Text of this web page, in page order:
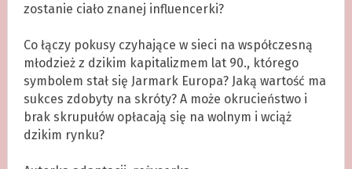
zostanie ciało znanej influencerki?
Co łączy pokusy czyhające w sieci na współczesną
młodzież z dzikim kapitalizmem lat 90., którego
symbolem stał się Jarmark Europa? Jaką wartość ma
sukces zdobyty na skróty? A może okrucieństwo i
brak skrupułów opłacają się na wolnym i wciąż
dzikim rynku?